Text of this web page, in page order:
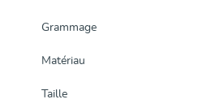
Grammage
Matériau
Taille